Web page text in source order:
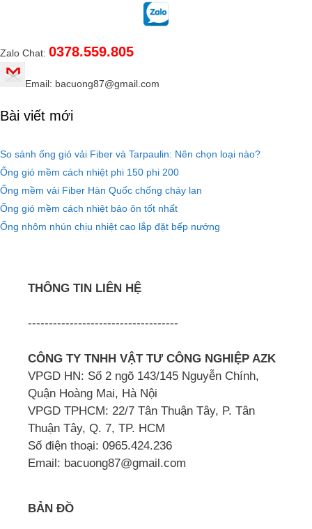
Zalo Chat: 0378.559.805
Email: bacuong87@gmail.com
Bài viết mới
So sánh ống gió vải Fiber và Tarpaulin: Nên chọn loại nào?
Ống gió mềm cách nhiệt phi 150 phi 200
Ống mềm vải Fiber Hàn Quốc chống cháy lan
Ống gió mềm cách nhiệt bảo ôn tốt nhất
Ống nhôm nhún chịu nhiệt cao lắp đặt bếp nướng
THÔNG TIN LIÊN HỆ
------------------------------------
CÔNG TY TNHH VẬT TƯ CÔNG NGHIỆP AZK
VPGD HN: Số 2 ngõ 143/145 Nguyễn Chính,
Quận Hoàng Mai, Hà Nội
VPGD TPHCM: 22/7 Tân Thuận Tây, P. Tân
Thuận Tây, Q. 7, TP. HCM
Số điện thoại: 0965.424.236
Email: bacuong87@gmail.com
BẢN ĐỒ